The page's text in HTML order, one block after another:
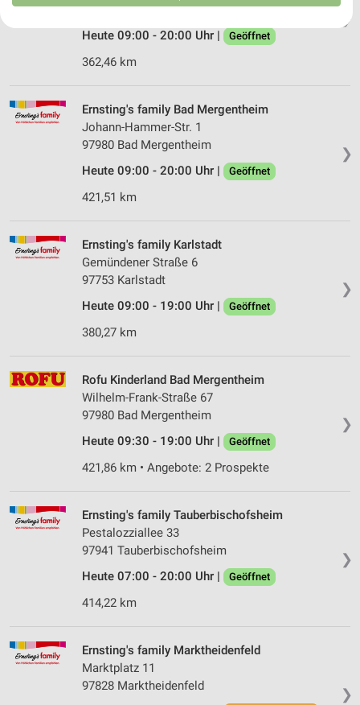
❯
91315 Höchstadt an der Aisch
Heute 09:00 - 20:00 Uhr |
Geöffnet
362,46 km
❯
Ernsting's family Bad Mergentheim
Johann-Hammer-Str. 1
97980 Bad Mergentheim
Heute 09:00 - 20:00 Uhr |
Geöffnet
421,51 km
❯
Ernsting's family Karlstadt
Gemündener Straße 6
97753 Karlstadt
Heute 09:00 - 19:00 Uhr |
Geöffnet
380,27 km
❯
Rofu Kinderland Bad Mergentheim
Wilhelm-Frank-Straße 67
97980 Bad Mergentheim
Heute 09:30 - 19:00 Uhr |
Geöffnet
421,86 km • Angebote: 2 Prospekte
❯
Ernsting's family Tauberbischofsheim
Pestalozziallee 33
97941 Tauberbischofsheim
Heute 07:00 - 20:00 Uhr |
Geöffnet
414,22 km
❯
Ernsting's family Marktheidenfeld
Marktplatz 11
97828 Marktheidenfeld
Website/App.
Speichern von oder Zugriff auf Informationen
auf einem Endgerät
Verwendung reduzierter Daten zur Auswahl von
Werbeanzeigen
Verwendung von Profilen zur Auswahl
personalisierter Werbung
Erstellung von Profilen zur Personalisierung
Messung der Werbeleistung
Messung der Performance von Inhalten
Analyse von Zielgruppen durch Statistiken oder
Kombinationen von Daten aus verschiedenen
Entwicklung und Verbesserung der Angebote
Verwendung reduzierter Daten zur Auswahl von
IAB-Besonderheiten:
Geräte anhand von aktiv angeforderten
Informationen identifizieren